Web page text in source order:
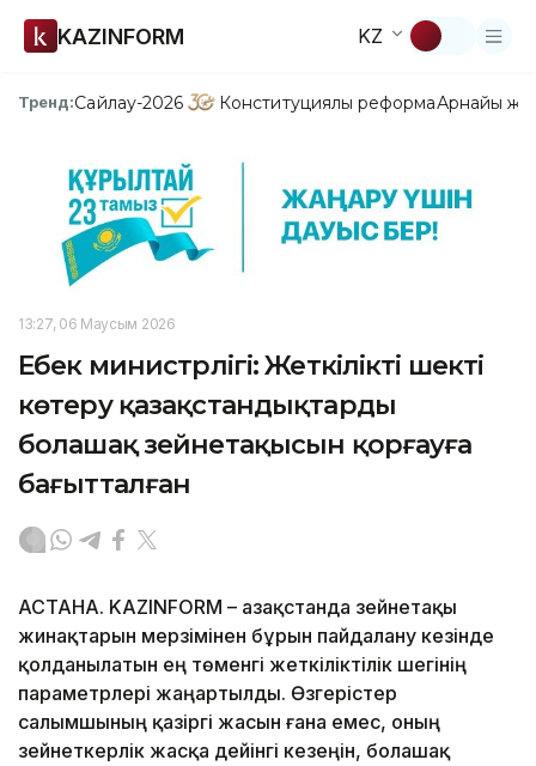
KAZINFORM KZ
Тренд:Сайлау-2026 Конституциялық реформаАрнайы
13:27, 06 Маусым 2026
Еңбек министрлігі: Жеткілікті шекті
көтеру қазақстандықтардың
болашақ зейнетақысын қорғауға
бағытталған
АСТАНА. KAZINFORM – Қазақстанда зейнетақы
жинақтарын мерзімінен бұрын пайдалану кезінде
қолданылатын ең төменгі жеткіліктілік шегінің
параметрлері жаңартылды. Өзгерістер
салымшының қазіргі жасын ғана емес, оның
зейнеткерлік жасқа дейінгі кезеңін, болашақ